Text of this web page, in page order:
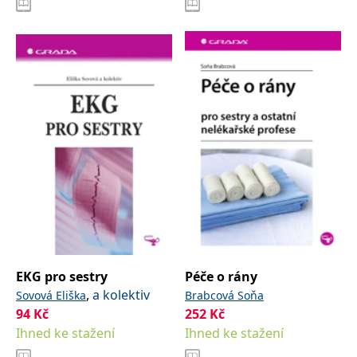
EKG pro sestry
Sovová Eliška, a kolektiv
94 Kč
Ihned ke stažení
Péče o rány
Brabcová Soňa
252 Kč
Ihned ke stažení